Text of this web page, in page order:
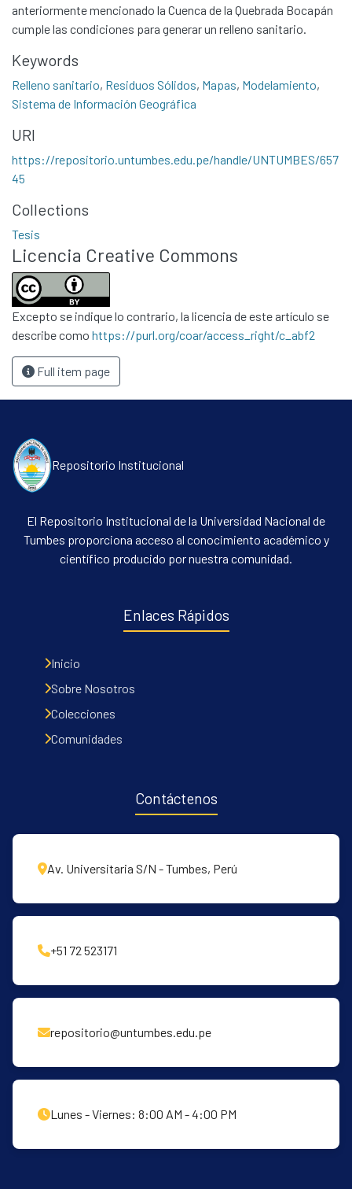
anteriormente mencionado la Cuenca de la Quebrada Bocapán
cumple las condiciones para generar un relleno sanitario.
Keywords
Relleno sanitario, Residuos Sólidos, Mapas, Modelamiento,
Sistema de Información Geográfica
URI
https://repositorio.untumbes.edu.pe/handle/UNTUMBES/657
45
Collections
Tesis
Licencia Creative Commons
Excepto se indique lo contrario, la licencia de este artículo se
describe como https://purl.org/coar/access_right/c_abf2
Full item page
Repositorio Institucional
El Repositorio Institucional de la Universidad Nacional de
Tumbes proporciona acceso al conocimiento académico y
científico producido por nuestra comunidad.
Enlaces Rápidos
Inicio
Sobre Nosotros
Colecciones
Comunidades
Contáctenos
Av. Universitaria S/N - Tumbes, Perú
+51 72 523171
repositorio@untumbes.edu.pe
Lunes - Viernes: 8:00 AM - 4:00 PM